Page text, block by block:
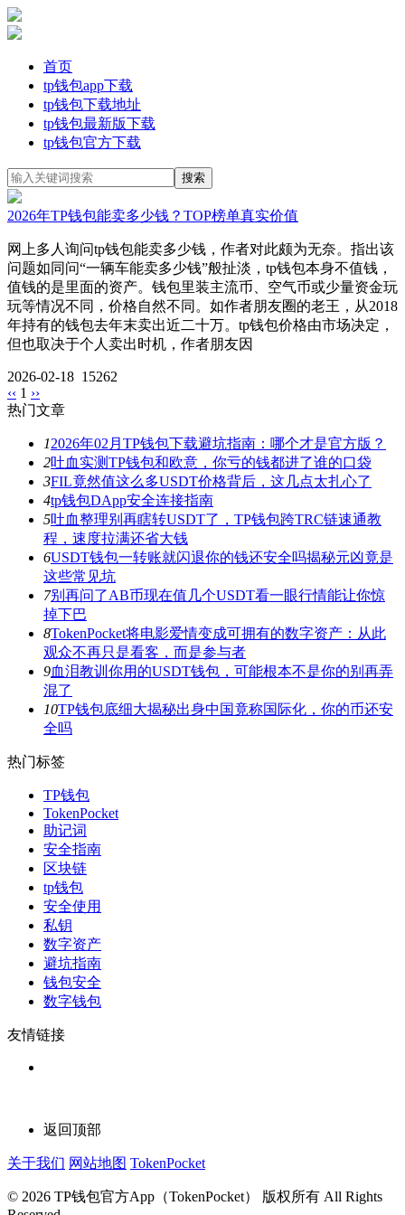
首页
tp钱包app下载
tp钱包下载地址
tp钱包最新版下载
tp钱包官方下载
2026年TP钱包能卖多少钱？TOP榜单真实价值
网上多人询问tp钱包能卖多少钱，作者对此颇为无奈。指出该
问题如同问“一辆车能卖多少钱”般扯淡，tp钱包本身不值钱，
值钱的是里面的资产。钱包里装主流币、空气币或少量资金玩
玩等情况不同，价格自然不同。如作者朋友圈的老王，从2018
年持有的钱包去年末卖出近二十万。tp钱包价格由市场决定，
但也取决于个人卖出时机，作者朋友因
2026-02-18 15262
‹‹ 1 ››
热门文章
12026年02月TP钱包下载避坑指南：哪个才是官方版？
2吐血实测TP钱包和欧意，你亏的钱都进了谁的口袋
3FIL竟然值这么多USDT价格背后，这几点太扎心了
4tp钱包DApp安全连接指南
5吐血整理别再瞎转USDT了，TP钱包跨TRC链速通教
程，速度拉满还省大钱
6USDT钱包一转账就闪退你的钱还安全吗揭秘元凶竟是
这些常见坑
7别再问了AB币现在值几个USDT看一眼行情能让你惊
掉下巴
8TokenPocket将电影爱情变成可拥有的数字资产：从此
观众不再只是看客，而是参与者
9血泪教训你用的USDT钱包，可能根本不是你的别再弄
混了
10TP钱包底细大揭秘出身中国竟称国际化，你的币还安
全吗
热门标签
TP钱包
TokenPocket
助记词
安全指南
区块链
tp钱包
安全使用
私钥
数字资产
避坑指南
钱包安全
数字钱包
友情链接
返回顶部
关于我们 网站地图 TokenPocket
© 2026 TP钱包官方App（TokenPocket） 版权所有 All Rights